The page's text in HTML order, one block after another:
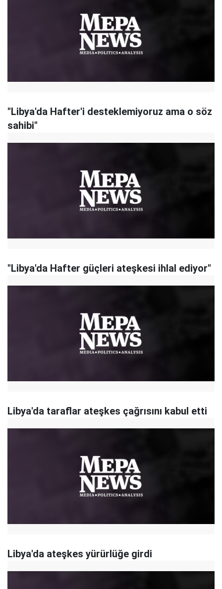
"Libya'da Hafter'i desteklemiyoruz ama o söz
sahibi"
"Libya'da Hafter güçleri ateşkesi ihlal ediyor"
Libya'da taraflar ateşkes çağrısını kabul etti
Libya'da ateşkes yürürlüğe girdi